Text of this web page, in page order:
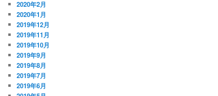
2020年2月
2020年1月
2019年12月
2019年11月
2019年10月
2019年9月
2019年8月
2019年7月
2019年6月